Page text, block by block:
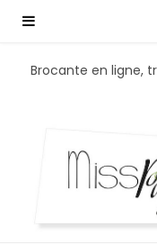
Brocante en ligne,